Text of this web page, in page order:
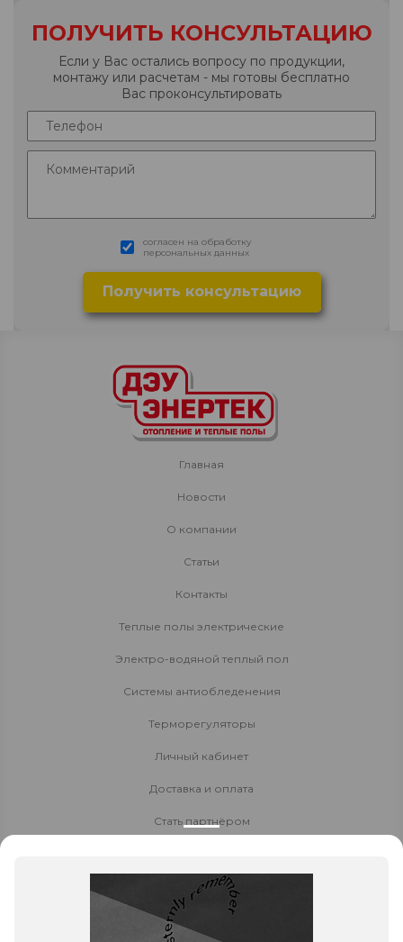
ПОЛУЧИТЬ КОНСУЛЬТАЦИЮ
Если у Вас остались вопросу по продукции,
монтажу или расчетам - мы готовы бесплатно
Вас проконсультировать
согласен на обработку
персональных данных
Главная
Новости
О компании
Статьи
Контакты
Теплые полы электрические
Электро-водяной теплый пол
Системы антиобледенения
Терморегуляторы
Личный кабинет
Доставка и оплата
Стать партнёром
Контакты
8 800 700-80-40
8 (423) 224-04-69